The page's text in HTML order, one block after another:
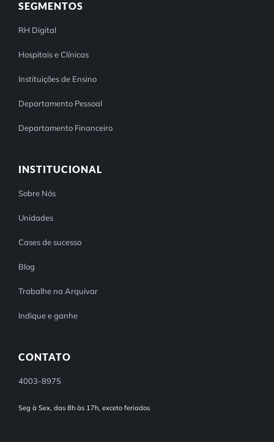
SEGMENTOS
RH Digital
Hospitais e Clínicas
Instituições de Ensino
Departamento Pessoal
Departamento Financeiro
INSTITUCIONAL
Sobre Nós
Unidades
Cases de sucesso
Blog
Trabalhe na Arquivar
Indique e ganhe
CONTATO
4003-8975
Seg à Sex, das 8h às 17h, exceto feriados